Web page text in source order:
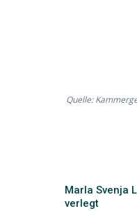
Quelle:
Marla Svenja
verlegt